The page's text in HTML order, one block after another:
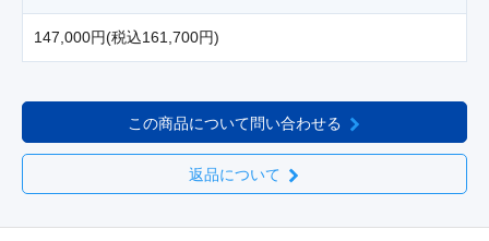
147,000円(税込161,700円)
この商品について問い合わせる
返品について